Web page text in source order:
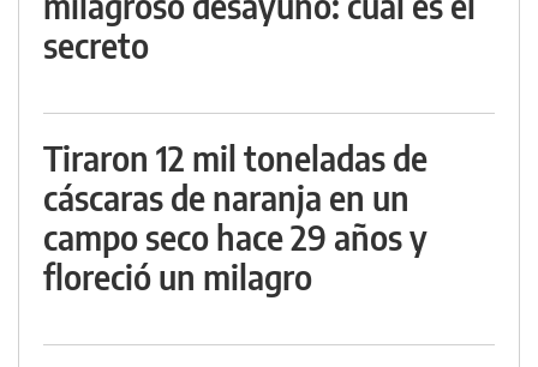
secreto
Tiraron 12 mil toneladas de
cáscaras de naranja en un
campo seco hace 29 años y
floreció un milagro